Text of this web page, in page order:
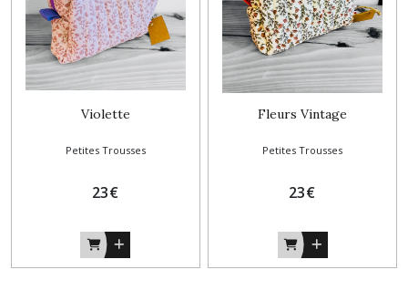
Violette
Petites Trousses
23€
Fleurs Vintage
Petites Trousses
23€